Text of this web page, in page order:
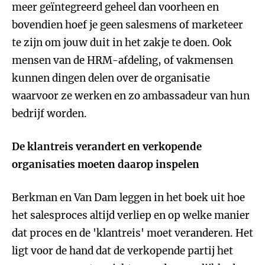
meer geïntegreerd geheel dan voorheen en
bovendien hoef je geen salesmens of marketeer
te zijn om jouw duit in het zakje te doen. Ook
mensen van de HRM-afdeling, of vakmensen
kunnen dingen delen over de organisatie
waarvoor ze werken en zo ambassadeur van hun
bedrijf worden.
De klantreis verandert en verkopende
organisaties moeten daarop inspelen
Berkman en Van Dam leggen in het boek uit hoe
het salesproces altijd verliep en op welke manier
dat proces en de 'klantreis' moet veranderen. Het
ligt voor de hand dat de verkopende partij het